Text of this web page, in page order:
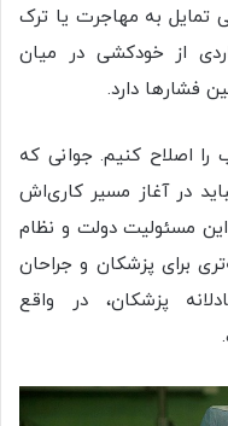
به مهاجرت یا ترک
از خودکشی در میان
فشارها دارد.
را اصلاح کنیم. جوانی که
در آغاز مسیر کاری‌اش
مسئولیت دولت و نظام
برای پزشکان و جراحان
پزشکان، در واقع